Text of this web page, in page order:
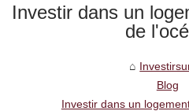
Investir dans un
de
Blog
Investir dans un